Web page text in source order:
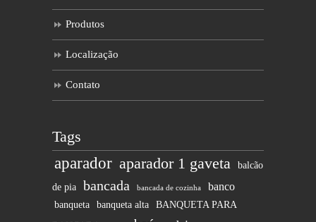
Produtos
Localização
Contato
Tags
aparador aparador 1 gaveta balcão
de pia bancada bancada de cozinha banco
banqueta banqueta alta
BANQUETA PARA